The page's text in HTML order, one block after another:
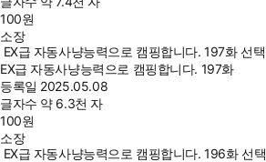
100원
소장
EX급 자동사냥능력으로 캠핑합니다. 197화 선택
EX급 자동사냥능력으로 캠핑합니다. 197화
등록일 2025.05.08
글자수 약 6.3천 자
100원
소장
EX급 자동사냥능력으로 캠핑합니다. 196화 선택